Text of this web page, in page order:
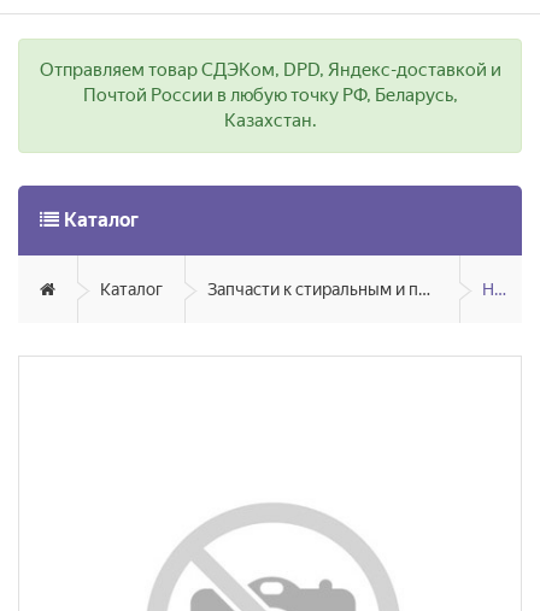
Отправляем товар СДЭКом, DPD, Яндекс-доставкой и
Почтой России в любую точку РФ, Беларусь,
Казахстан.
Каталог
Каталог Запчасти к стиральным и посудомоечным машинам Насосы